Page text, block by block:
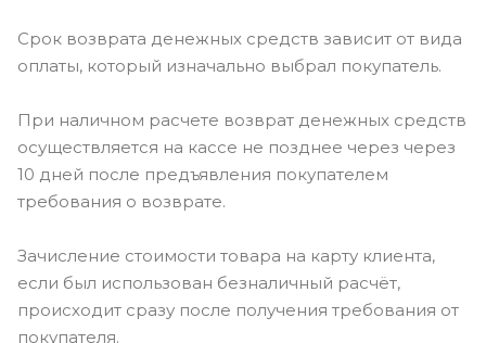
Срок возврата денежных средств зависит от вида
оплаты, который изначально выбрал покупатель.
При наличном расчете возврат денежных средств
осуществляется на кассе не позднее через через
10 дней после предъявления покупателем
требования о возврате.
Зачисление стоимости товара на карту клиента,
если был использован безналичный расчёт,
происходит сразу после получения требования от
покупателя.